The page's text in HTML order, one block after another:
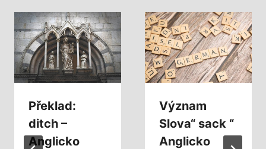
Překlad:
ditch –
Anglicko
Význam
Slova“ sack “
Anglicko